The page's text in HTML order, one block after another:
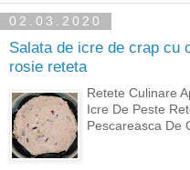
02.03.2020
Salata de icre de crap cu
rosie reteta
Retete Culinare
Icre De Peste
Pescareasca De